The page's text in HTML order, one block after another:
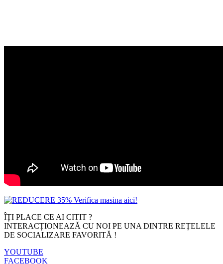
ÎȚI PLACE CE AI CITIT ?
INTERACȚIONEAZĂ CU NOI PE UNA DINTRE REȚELELE
DE SOCIALIZARE FAVORITĂ !
YOUTUBE
FACEBOOK